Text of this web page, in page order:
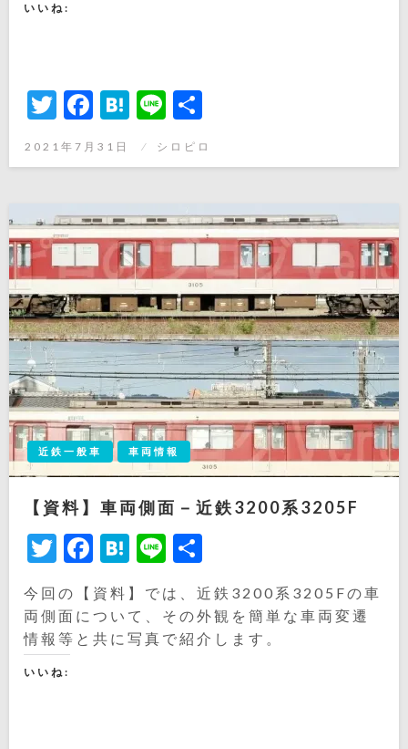
いいね:
Twitter
Facebook
Hatena
Line
有
投
日:
2021年7月31日 シロピロ
近鉄一般車 車両情報
【資料】車両側面－近鉄3200系3205F
Twitter
Facebook
Hatena
Line
今回の【資料】では、近鉄3200系3205Fの車
両側面について、その外観を簡単な車両変遷
情報等と共に写真で紹介します。
いいね: